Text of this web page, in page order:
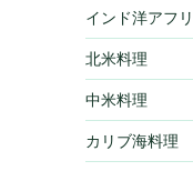
インド洋アフ
北米料理
中米料理
カリブ海料理